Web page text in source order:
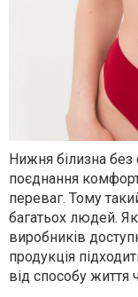
Нижня білизна без
поєднання
переваг. Тому
багатьох людей.
виробників
продукція
від способу життя